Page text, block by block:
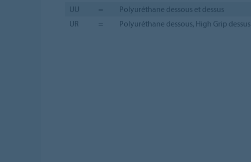
UU =
Polyuréthane dessous et dessus
UR
= Polyuréthane dessous, High Grip dessus